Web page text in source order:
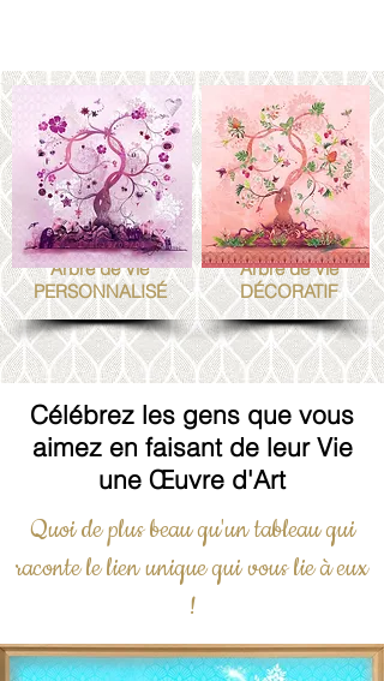
Arbre de Vie
PERSONNALISÉ
Arbre de Vie
DÉCORATIF
Célébrez les gens que vous
aimez en faisant de leur Vie
une Œuvre d'Art
Quoi de plus beau qu'un tableau qui
raconte le lien unique qui vous lie à eux
!